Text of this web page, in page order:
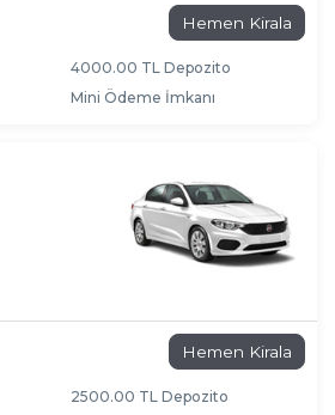
Hemen Kirala
4000.00 TL Depozito
Mini Ödeme İmkanı
Hemen Kirala
2500.00 TL Depozito